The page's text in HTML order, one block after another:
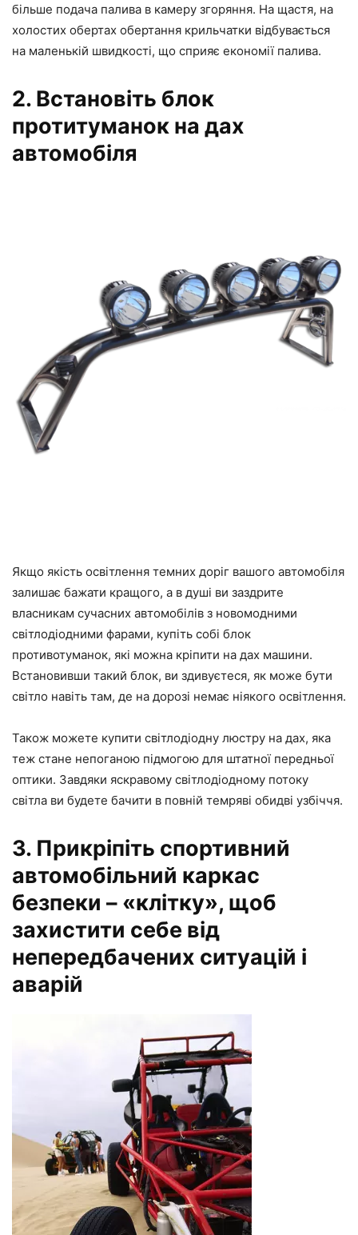
більше подача палива в камеру згоряння. На щастя, на
холостих обертах обертання крильчатки відбувається
на маленькій швидкості, що сприяє економії палива.
2. Встановіть блок
протитуманок на дах
автомобіля
Якщо якість освітлення темних доріг вашого автомобіля
залишає бажати кращого, а в душі ви заздрите
власникам сучасних автомобілів з новомодними
світлодіодними фарами, купіть собі блок
противотуманок, які можна кріпити на дах машини.
Встановивши такий блок, ви здивуєтеся, як може бути
світло навіть там, де на дорозі немає ніякого освітлення.
Також можете купити світлодіодну люстру на дах, яка
теж стане непоганою підмогою для штатної передньої
оптики. Завдяки яскравому світлодіодному потоку
світла ви будете бачити в повній темряві обидві узбіччя.
3. Прикріпіть спортивний
автомобільний каркас
безпеки – «клітку», щоб
захистити себе від
непередбачених ситуацій і
аварій